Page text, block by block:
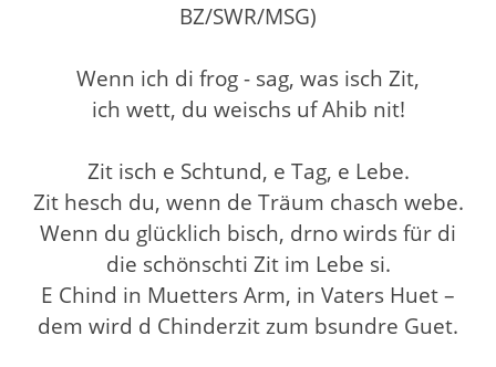
BZ/SWR/MSG)
Wenn ich di frog - sag, was isch Zit,
ich wett, du weischs uf Ahib nit!
Zit isch e Schtund, e Tag, e Lebe.
Zit hesch du, wenn de Träum chasch webe.
Wenn du glücklich bisch, drno wirds für di
die schönschti Zit im Lebe si.
E Chind in Muetters Arm, in Vaters Huet –
dem wird d Chinderzit zum bsundre Guet.